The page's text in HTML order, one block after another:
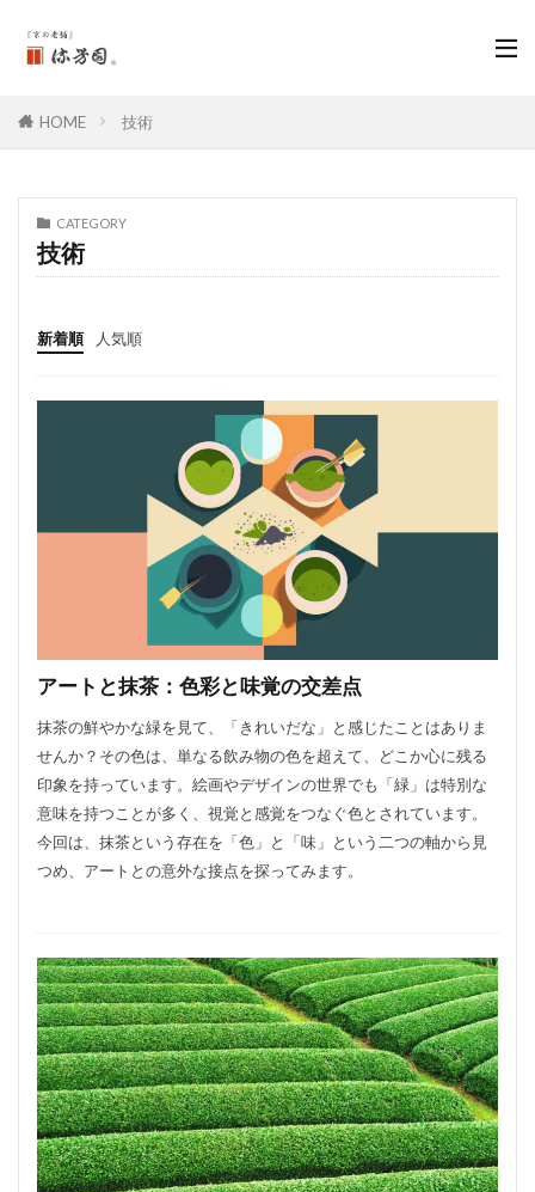
HOME 技術
CATEGORY
技術
新着順 人気順
アートと抹茶：色彩と味覚の交差点
抹茶の鮮やかな緑を見て、「きれいだな」と感じたことはありま
せんか？その色は、単なる飲み物の色を超えて、どこか心に残る
印象を持っています。絵画やデザインの世界でも「緑」は特別な
意味を持つことが多く、視覚と感覚をつなぐ色とされています。
今回は、抹茶という存在を「色」と「味」という二つの軸から見
つめ、アートとの意外な接点を探ってみます。